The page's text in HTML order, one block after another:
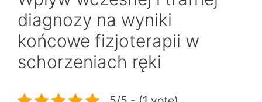
diagnozy na wyniki
końcowe fizjoterapii w
schorzeniach ręki